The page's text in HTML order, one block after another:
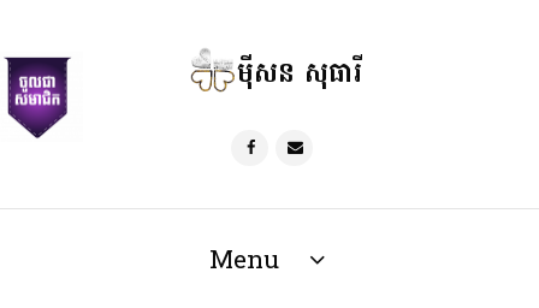
ម៉ីសន សុធារី
Menu